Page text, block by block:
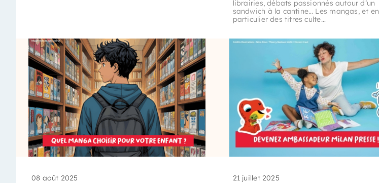
librairies, débats passionnés autour d’un
sandwich à la cantine… Les mangas, et en
particulier des titres culte…
08 août 2025 21 juillet 2025